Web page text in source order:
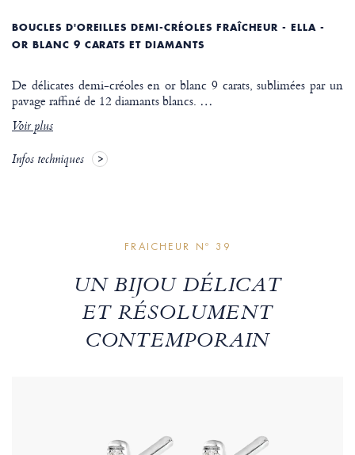
BOUCLES D'OREILLES DEMI-CRÉOLES FRAÎCHEUR - ELLA -
OR BLANC 9 CARATS ET DIAMANTS
De délicates demi-créoles en or blanc 9 carats, sublimées par un
pavage raffiné de 12 diamants blancs. …
Voir plus
Infos techniques
FRAICHEUR Nº 39
UN BIJOU DÉLICAT
ET RÉSOLUMENT
CONTEMPORAIN